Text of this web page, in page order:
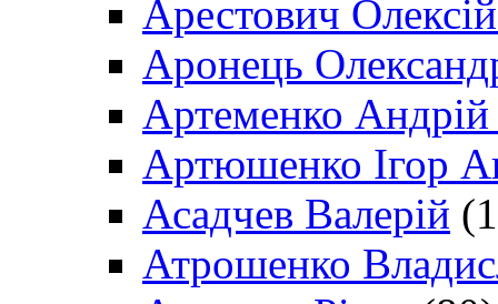
Арестович
Аронець
Артеменко Андрій
Артюшенко Ігор
Асадчев Валерій
Атрошенко